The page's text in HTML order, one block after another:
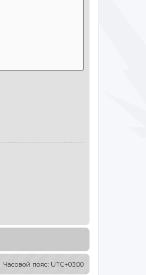
Часовой пояс: UTC+03:00